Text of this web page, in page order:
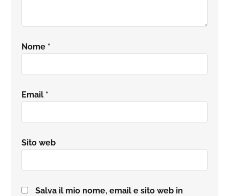
Nome *
Email *
Sito web
Salva il mio nome, email e sito web in